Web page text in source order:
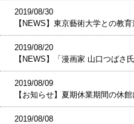
2019/08/30
【NEWS】東京藝術大学との教
2019/08/20
【NEWS】「漫画家 山口つばさ
2019/08/09
【お知らせ】夏期休業期間の休
2019/08/08